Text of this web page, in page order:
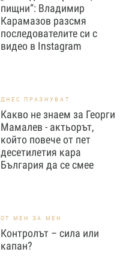
пищни“: Владимир
Карамазов разсмя
последователите си с
видео в Instagram
ДНЕС ПРАЗНУВАТ
Какво не знаем за Георги
Мамалев - актьорът,
който повече от пет
десетилетия кара
България да се смее
ОТ МЕН ЗА МЕН
Контролът – сила или
капан?